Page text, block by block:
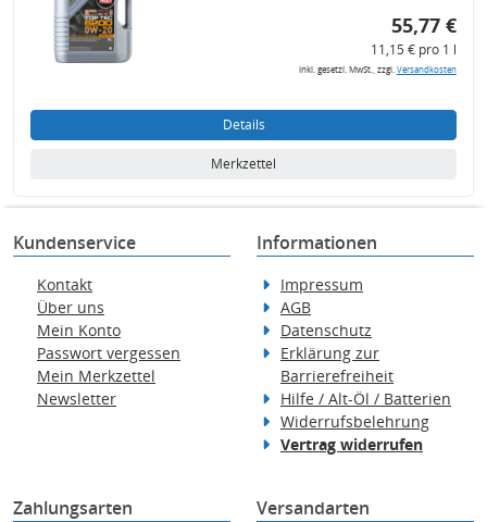
55,77 €
11,15 € pro 1 l
inkl. gesetzl. MwSt., zzgl.Versandkosten
Details
Merkzettel
Kundenservice
Kontakt
Über uns
Mein Konto
Passwort vergessen
Mein Merkzettel
Newsletter
Informationen
Impressum
AGB
Datenschutz
Erklärung zur
Barrierefreiheit
Hilfe / Alt-Öl / Batterien
Widerrufsbelehrung
Vertrag widerrufen
Zahlungsarten Versandarten